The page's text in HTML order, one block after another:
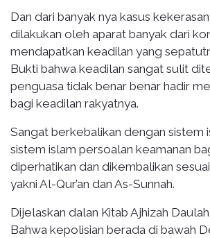
Dan dari banyak nya kasus
dilakukan oleh aparat banyak dari
mendapatkan keadilan yang
Bukti bahwa keadilan sangat sulit
penguasa tidak benar benar hadir
bagi keadilan rakyatnya.
Sangat berkebalikan dengan sistem
sistem islam persoalan keamanan
diperhatikan dan dikembalikan sesuai
yakni Al-Qur’an dan As-Sunnah.
Dijelaskan dalan Kitab Ajhizah Daulah
Bahwa kepolisian berada di bawah